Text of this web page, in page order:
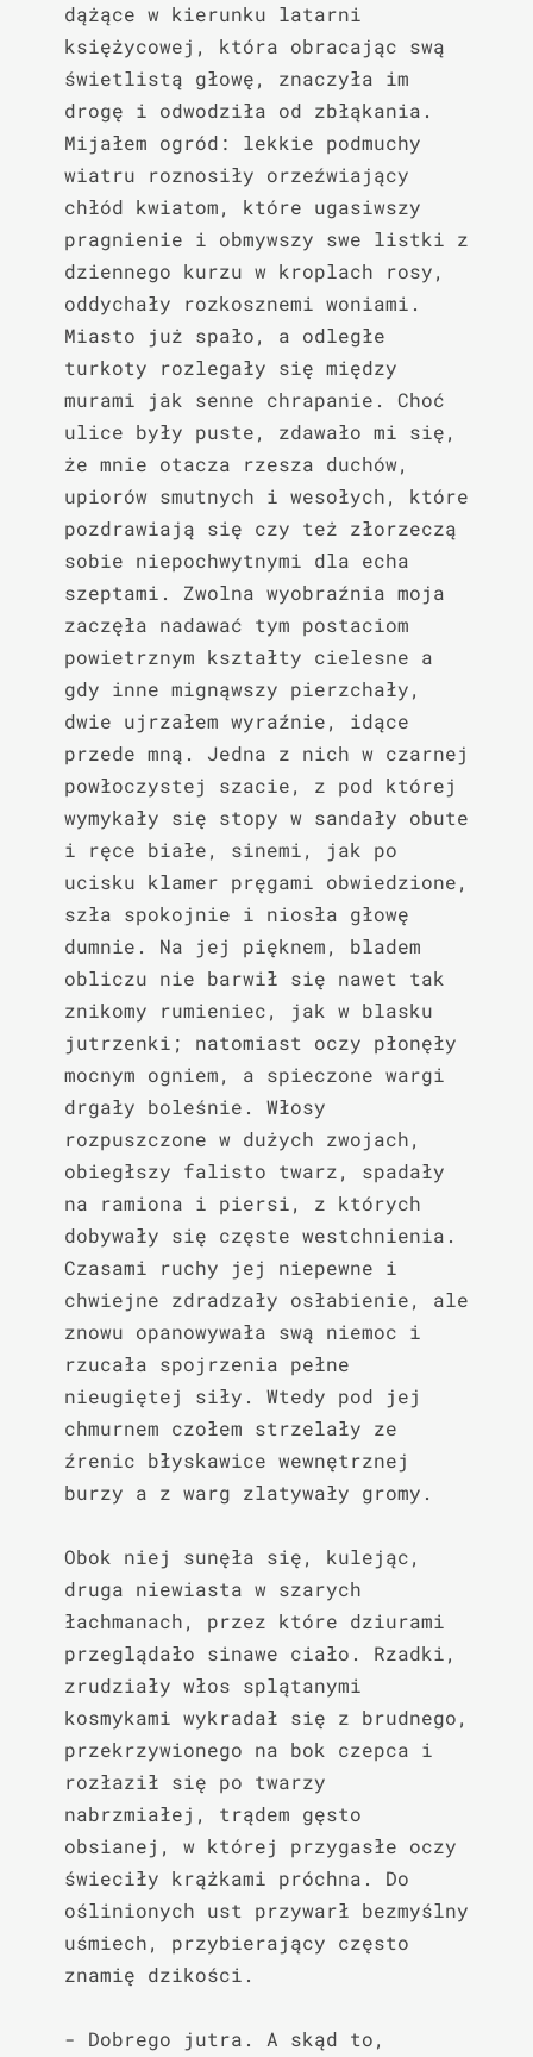
dążące w kierunku latarni
księżycowej, która obracając swą
świetlistą głowę, znaczyła im
drogę i odwodziła od zbłąkania.
Mijałem ogród: lekkie podmuchy
wiatru roznosiły orzeźwiający
chłód kwiatom, które ugasiwszy
pragnienie i obmywszy swe listki z
dziennego kurzu w kroplach rosy,
oddychały rozkosznemi woniami.
Miasto już spało, a odległe
turkoty rozlegały się między
murami jak senne chrapanie. Choć
ulice były puste, zdawało mi się,
że mnie otacza rzesza duchów,
upiorów smutnych i wesołych, które
pozdrawiają się czy też złorzeczą
sobie niepochwytnymi dla echa
szeptami. Zwolna wyobraźnia moja
zaczęła nadawać tym postaciom
powietrznym kształty cielesne a
gdy inne mignąwszy pierzchały,
dwie ujrzałem wyraźnie, idące
przede mną. Jedna z nich w czarnej
powłoczystej szacie, z pod której
wymykały się stopy w sandały obute
i ręce białe, sinemi, jak po
ucisku klamer pręgami obwiedzione,
szła spokojnie i niosła głowę
dumnie. Na jej pięknem, bladem
obliczu nie barwił się nawet tak
znikomy rumieniec, jak w blasku
jutrzenki; natomiast oczy płonęły
mocnym ogniem, a spieczone wargi
drgały boleśnie. Włosy
rozpuszczone w dużych zwojach,
obiegłszy falisto twarz, spadały
na ramiona i piersi, z których
dobywały się częste westchnienia.
Czasami ruchy jej niepewne i
chwiejne zdradzały osłabienie, ale
znowu opanowywała swą niemoc i
rzucała spojrzenia pełne
nieugiętej siły. Wtedy pod jej
chmurnem czołem strzelały ze
źrenic błyskawice wewnętrznej
burzy a z warg zlatywały gromy.
Obok niej sunęła się, kulejąc,
druga niewiasta w szarych
łachmanach, przez które dziurami
przeglądało sinawe ciało. Rzadki,
zrudziały włos splątanymi
kosmykami wykradał się z brudnego,
przekrzywionego na bok czepca i
rozłaził się po twarzy
nabrzmiałej, trądem gęsto
obsianej, w której przygasłe oczy
świeciły krążkami próchna. Do
oślinionych ust przywarł bezmyślny
uśmiech, przybierający często
znamię dzikości.
- Dobrego jutra. A skąd to,